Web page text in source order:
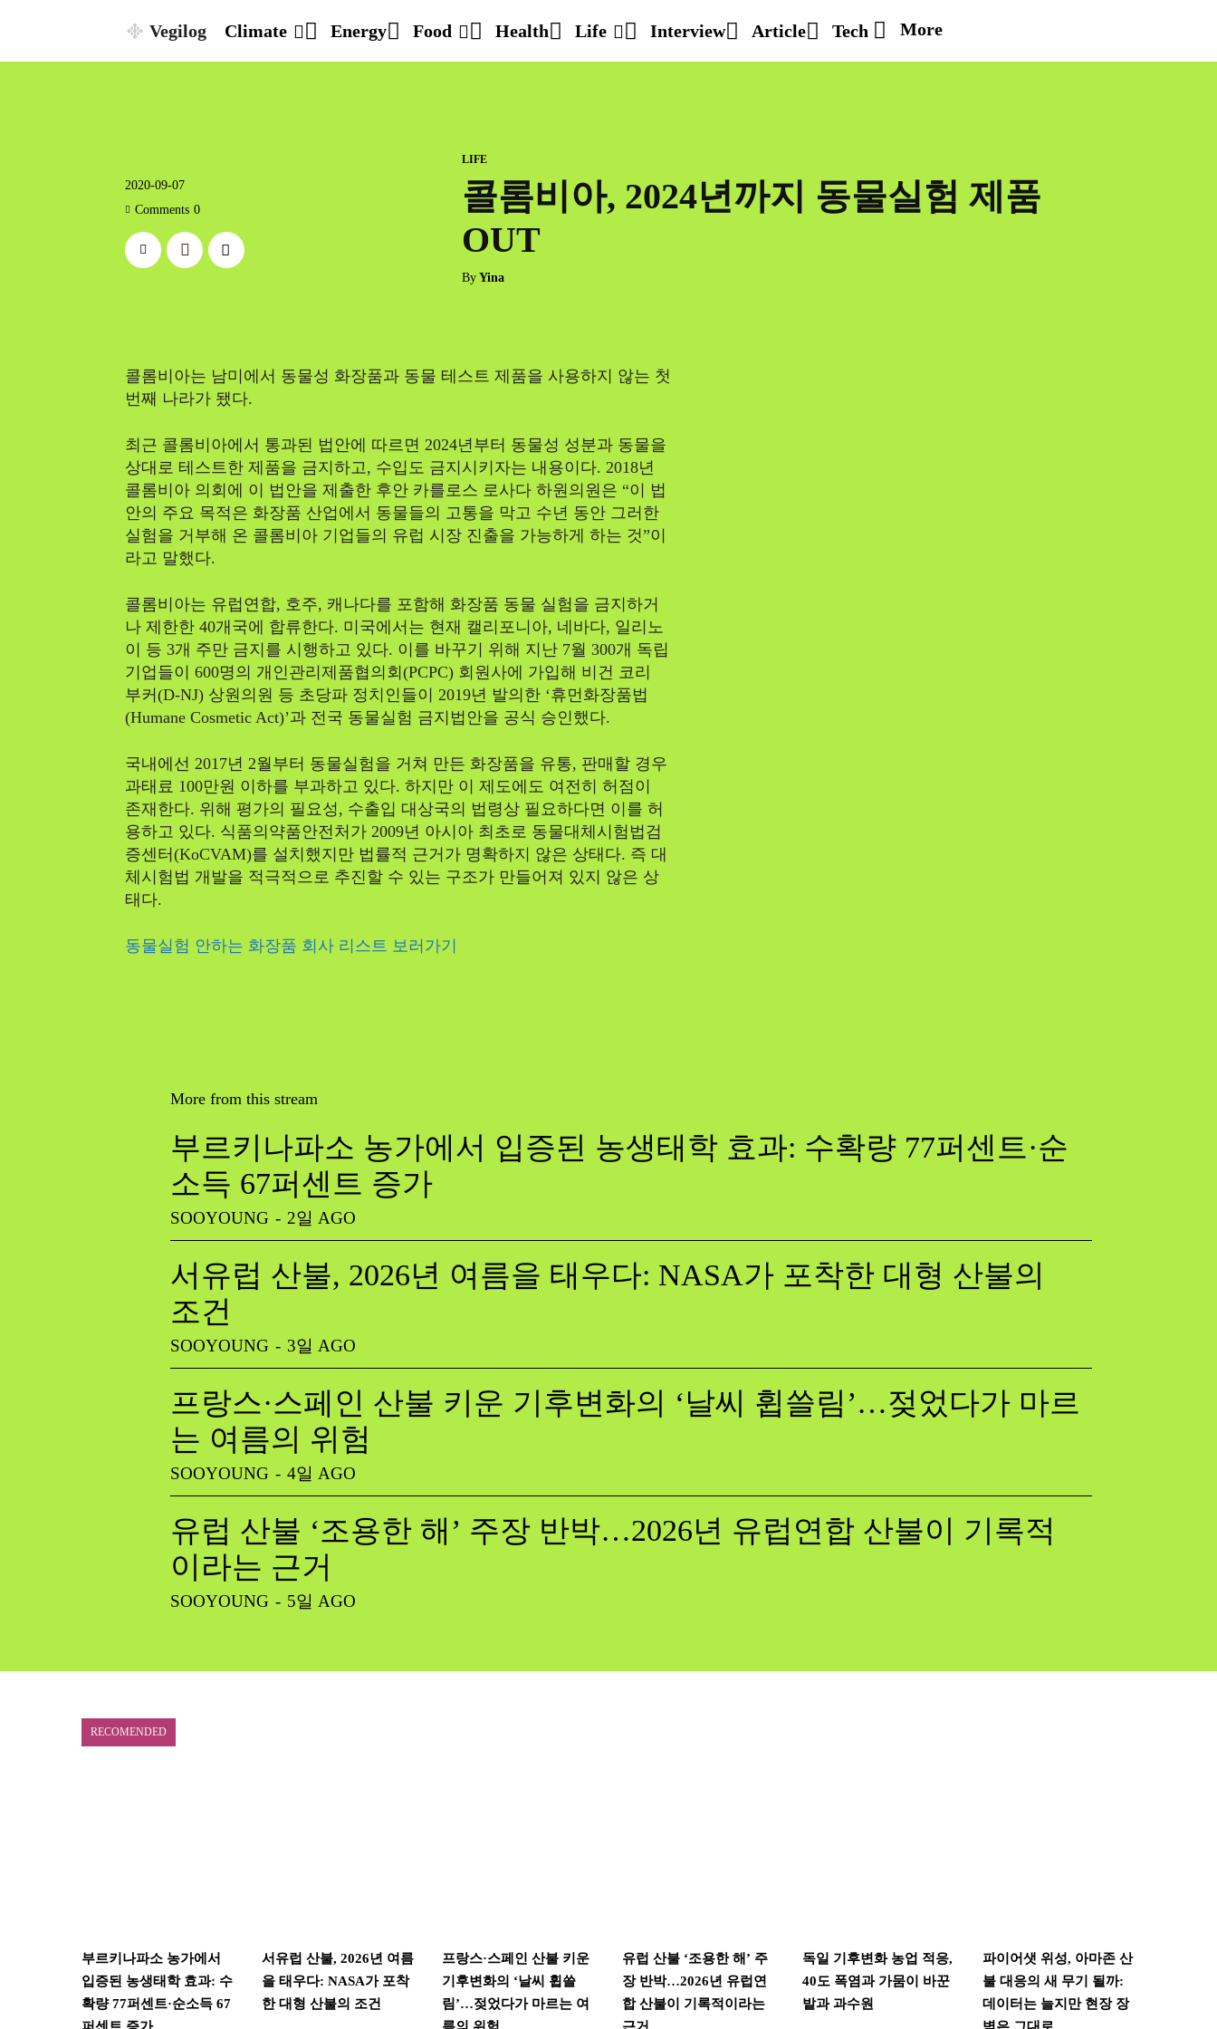
Vegilog Climate Energy Food Health Life Interview Article Tech More
2020-09-07
Comments 0
LIFE
콜롬비아, 2024년까지 동물실험 제품
OUT
By Yina
콜롬비아는 남미에서 동물성 화장품과 동물 테스트 제품을 사용하지 않는 첫
번째 나라가 됐다.
최근 콜롬비아에서 통과된 법안에 따르면 2024년부터 동물성 성분과 동물을
상대로 테스트한 제품을 금지하고, 수입도 금지시키자는 내용이다. 2018년
콜롬비아 의회에 이 법안을 제출한 후안 카를로스 로사다 하원의원은 “이 법
안의 주요 목적은 화장품 산업에서 동물들의 고통을 막고 수년 동안 그러한
실험을 거부해 온 콜롬비아 기업들의 유럽 시장 진출을 가능하게 하는 것”이
라고 말했다.
콜롬비아는 유럽연합, 호주, 캐나다를 포함해 화장품 동물 실험을 금지하거
나 제한한 40개국에 합류한다. 미국에서는 현재 캘리포니아, 네바다, 일리노
이 등 3개 주만 금지를 시행하고 있다. 이를 바꾸기 위해 지난 7월 300개 독립
기업들이 600명의 개인관리제품협의회(PCPC) 회원사에 가입해 비건 코리
부커(D-NJ) 상원의원 등 초당파 정치인들이 2019년 발의한 ‘휴먼화장품법
(Humane Cosmetic Act)’과 전국 동물실험 금지법안을 공식 승인했다.
국내에선 2017년 2월부터 동물실험을 거쳐 만든 화장품을 유통, 판매할 경우
과태료 100만원 이하를 부과하고 있다. 하지만 이 제도에도 여전히 허점이
존재한다. 위해 평가의 필요성, 수출입 대상국의 법령상 필요하다면 이를 허
용하고 있다. 식품의약품안전처가 2009년 아시아 최초로 동물대체시험법검
증센터(KoCVAM)를 설치했지만 법률적 근거가 명확하지 않은 상태다. 즉 대
체시험법 개발을 적극적으로 추진할 수 있는 구조가 만들어져 있지 않은 상
태다.
동물실험 안하는 화장품 회사 리스트 보러가기
More from this stream
부르키나파소 농가에서 입증된 농생태학 효과: 수확량 77퍼센트·순
소득 67퍼센트 증가
SOOYOUNG - 2일 AGO
서유럽 산불, 2026년 여름을 태우다: NASA가 포착한 대형 산불의
조건
SOOYOUNG - 3일 AGO
프랑스·스페인 산불 키운 기후변화의 ‘날씨 휩쓸림’…젖었다가 마르
는 여름의 위험
SOOYOUNG - 4일 AGO
유럽 산불 ‘조용한 해’ 주장 반박…2026년 유럽연합 산불이 기록적
이라는 근거
SOOYOUNG - 5일 AGO
RECOMENDED
부르키나파소 농가에서
입증된 농생태학 효과: 수
확량 77퍼센트·순소득 67
퍼센트 증가
서유럽 산불, 2026년 여름
을 태우다: NASA가 포착
한 대형 산불의 조건
프랑스·스페인 산불 키운
기후변화의 ‘날씨 휩쓸
림’…젖었다가 마르는 여
름의 위험
유럽 산불 ‘조용한 해’ 주
장 반박…2026년 유럽연
합 산불이 기록적이라는
근거
독일 기후변화 농업 적응,
40도 폭염과 가뭄이 바꾼
밭과 과수원
파이어샛 위성, 아마존 산
불 대응의 새 무기 될까:
데이터는 늘지만 현장 장
벽은 그대로